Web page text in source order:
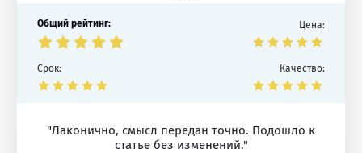
Общий рейтинг: Цена:
Срок: Качество:
"Лаконично, смысл передан точно. Подошло к
статье без изменений."